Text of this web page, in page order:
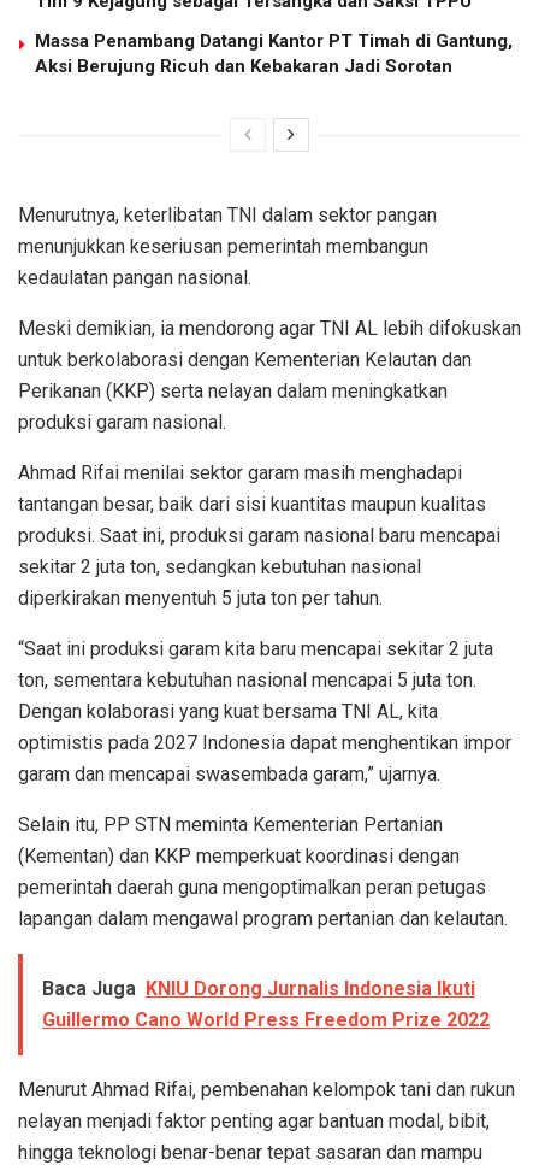
Massa Penambang Datangi Kantor PT Timah di Gantung,
Aksi Berujung Ricuh dan Kebakaran Jadi Sorotan
Menurutnya, keterlibatan TNI dalam sektor pangan
menunjukkan keseriusan pemerintah membangun
kedaulatan pangan nasional.
Meski demikian, ia mendorong agar TNI AL lebih difokuskan
untuk berkolaborasi dengan Kementerian Kelautan dan
Perikanan (KKP) serta nelayan dalam meningkatkan
produksi garam nasional.
Ahmad Rifai menilai sektor garam masih menghadapi
tantangan besar, baik dari sisi kuantitas maupun kualitas
produksi. Saat ini, produksi garam nasional baru mencapai
sekitar 2 juta ton, sedangkan kebutuhan nasional
diperkirakan menyentuh 5 juta ton per tahun.
“Saat ini produksi garam kita baru mencapai sekitar 2 juta
ton, sementara kebutuhan nasional mencapai 5 juta ton.
Dengan kolaborasi yang kuat bersama TNI AL, kita
optimistis pada 2027 Indonesia dapat menghentikan impor
garam dan mencapai swasembada garam,” ujarnya.
Selain itu, PP STN meminta Kementerian Pertanian
(Kementan) dan KKP memperkuat koordinasi dengan
pemerintah daerah guna mengoptimalkan peran petugas
lapangan dalam mengawal program pertanian dan kelautan.
Baca Juga KNIU Dorong Jurnalis Indonesia Ikuti
Guillermo Cano World Press Freedom Prize 2022
Menurut Ahmad Rifai, pembenahan kelompok tani dan rukun
nelayan menjadi faktor penting agar bantuan modal, bibit,
hingga teknologi benar-benar tepat sasaran dan mampu